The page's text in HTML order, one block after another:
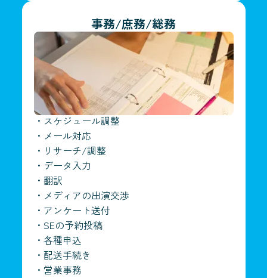
事務/庶務/総務
・ スケジュール調整
・ メール対応
・ リサーチ/調整
・ データ入力
・ 翻訳
・ メディアの出演交渉
・ アンケート送付
・ SEの予約投稿
・ 各種申込
・ 配送手続き
・ 営業事務